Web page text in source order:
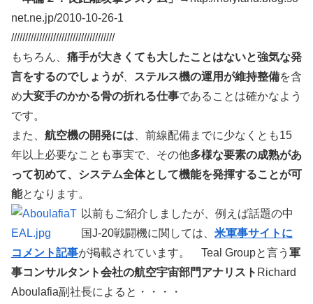
net.ne.jp/2010-10-26-1
/////////////////////////////////////
もちろん、 痛手が大きくても大したことはないと強気な発
言をするのでしょうが、 ステルス機の運用が維持整備を含
め大変手のかかる骨の折れる仕事であることは確かなよう
です。
また、 航空機の開発には 、前線配備までに少なくとも15
年以上必要なことも事実で、その他多様な要素の成熟があ
って初めて、システム全体として機能を発揮することが可
能となります。
以前もご紹介しましたが、例えば話題の中
国J-20戦闘機に関しては、 米軍事サイトに
コメント記事が掲載されています。 Teal Groupと言う 軍
事コンサルタント会社の航空宇宙部門アナリスト Richard
Aboulafia副社長によると・・・・